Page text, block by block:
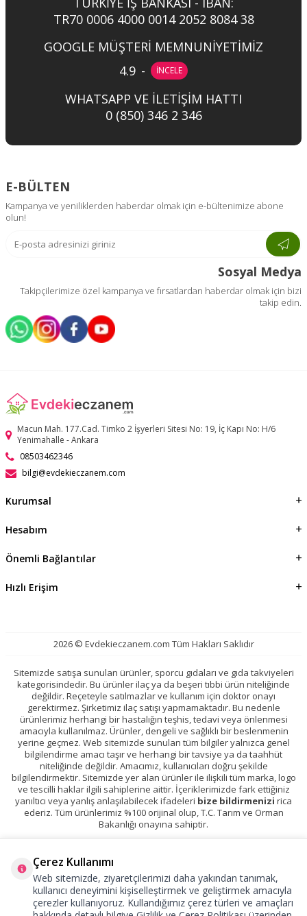
TR70 0006 4000 0014 2052 8084 38
GOOGLE MÜŞTERİ MEMNUNİYETİMİZ
4.9 - İNCELE
WHATSAPP VE İLETİŞİM HATTI
0 (850) 346 2 346
E-BÜLTEN
Kampanya ve yeniliklerden haberdar olmak için e-bültenimize abone
olun!
Sosyal Medya
Takipçilerimize özel kampanya ve fırsatlardan haberdar olmak için bizi
takip edin.
Macun Mah. 177.Cad. Timko 2 İşyerleri Sitesi No: 19, İç Kapı No: H/6
Yenimahalle - Ankara
08503462346
bilgi@evdekieczanem.com
Kurumsal
Hesabım
Önemli Bağlantılar
Hızlı Erişim
2026 © Evdekieczanem.com Tüm Hakları Saklıdır
Sitemizde satışa sunulan ürünler, sporcu gıdaları ve gıda takviyeleri
kategorisindedir. Bu ürünler ilaç ya da beşeri tıbbi ürün niteliğinde
değildir. Reçeteyle satılmazlar ve kullanım için doktor onayı
gerektirmez. Şirketimiz ilaç satışı yapmamaktadır. Bu nedenle
ürünlerimiz herhangi bir hastalığın teşhis, tedavi veya önlenmesi
amacıyla kullanılmaz. Ürünler, dengeli ve sağlıklı bir beslenmenin
yerine geçmez. Web sitemizde sunulan tüm bilgiler yalnızca genel
bilgilendirme amacı taşır ve herhangi bir tavsiye ya da taahhüt
niteliğinde değildir. Amacımız, kullanıcıları doğru şekilde
bilgilendirmektir. Sitemizde yer alan ürünler ile ilişkili tüm marka, logo
ve tescilli haklar ilgili sahiplerine aittir. İçeriklerimizde fark ettiğiniz
yanıltıcı veya yanlış anlaşılabilecek ifadeleri bize bildirmenizi rica
ederiz. Tüm ürünlerimiz %100 orijinal olup, T.C. Tarım ve Orman
Bakanlığı onayına sahiptir.
Çerez Kullanımı
Web sitemizde, ziyaretçilerimizi daha yakından tanımak,
kullanıcı deneyimini kişiselleştirmek ve geliştirmek amacıyla
çerezler kullanıyoruz. Kullandığımız çerez türleri ve amaçları